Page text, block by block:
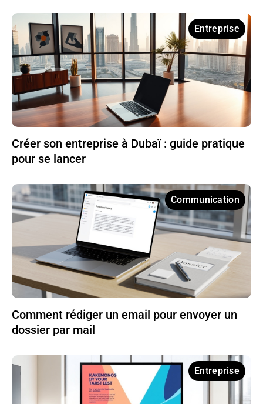
Entreprise
Créer son entreprise à Dubaï : guide pratique
pour se lancer
Communication
Comment rédiger un email pour envoyer un
dossier par mail
Entreprise